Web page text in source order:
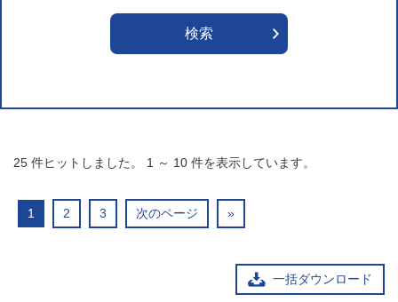
25 件ヒットしました。 1 ～ 10 件を表示しています。
1 2 3 次のページ »
一括ダウンロード